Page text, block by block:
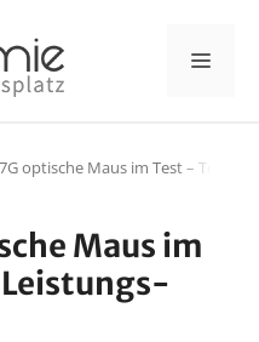
optische Maus im Test – Top
Maus im